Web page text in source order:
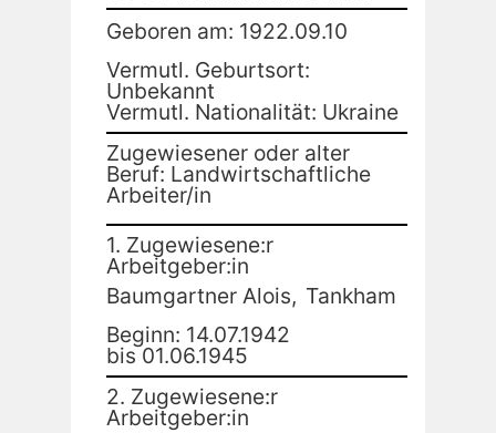
Geboren am: 1922.09.10
Vermutl. Geburtsort:
Unbekannt
Vermutl. Nationalität: Ukraine
Zugewiesener oder alter
Beruf: Landwirtschaftliche
Arbeiter/in
1. Zugewiesene:r
Arbeitgeber:in
Baumgartner Alois, Tankham
Beginn: 14.07.1942
bis 01.06.1945
2. Zugewiesene:r
Arbeitgeber:in